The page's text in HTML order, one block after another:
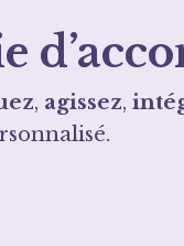
, agissez,